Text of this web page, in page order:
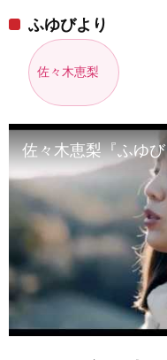
ふゆびより
佐々木恵梨
佐々木恵梨『ふゆ